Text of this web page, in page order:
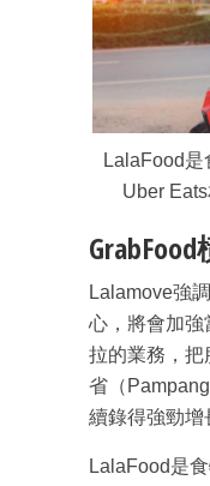
LalaFood
Uber
Lalamove強
心，將會加強
拉的業務，把
省（
續錄得強勁增
LalaFood是